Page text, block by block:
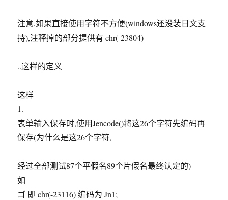
注意,如果直接使用字符不方便(windows还没装日文支
持),注释掉的部分提供有 chr(-23804)
..这样的定义
这样
1.
表单输入保存时,使用Jencode()将这26个字符先编码再
保存(为什么是这26个字符,
经过全部测试87个平假名89个片假名最终认定的)
如
ゴ 即 chr(-23116) 编码为 Jn1;